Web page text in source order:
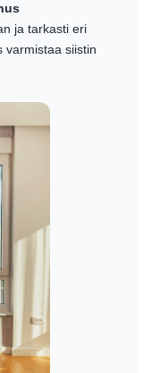
ja tarkasti eri
varmistaa siistin